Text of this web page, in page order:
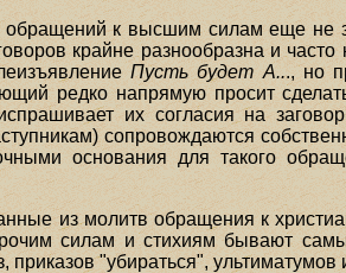
к высшим силам еще не
крайне разнообразна и
Пусть будет А..., но
редко напрямую просит
их согласия на
сопровождаются
основания для такого
из молитв обращения к
силам и стихиям бывают
приказов "убираться",